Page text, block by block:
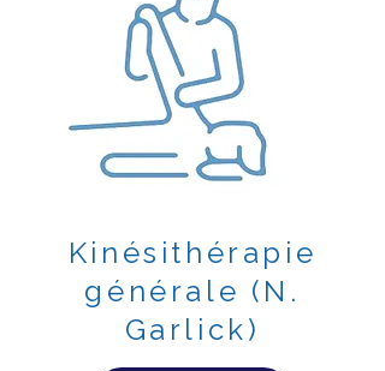
Kinésithérapie
générale (N.
Garlick)